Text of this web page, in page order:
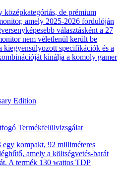
de prémium
amely 2025-2026 fordulóján
választásként a 27
nem véletlenül került be
kiegyensúlyozott specifikációk és a
kínálja a komoly gamer
Edition
Termékfelülvizsgálat
kompakt, 92 milliméteres
amely a költségvetés-barát
A termék 130 wattos TDP